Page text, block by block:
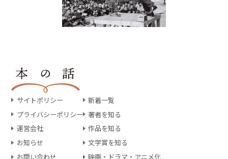
サイトポリシー
プライバシーポリシー
運営会社
お知らせ
お問い合わせ
新着一覧
著者を知る
作品を知る
文学賞を知る
映画・ドラマ・アニメ化